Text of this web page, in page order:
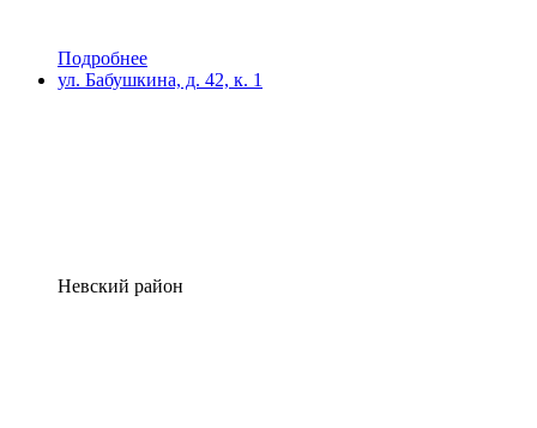
Подробнее
ул. Бабушкина, д. 42, к. 1
Невский район